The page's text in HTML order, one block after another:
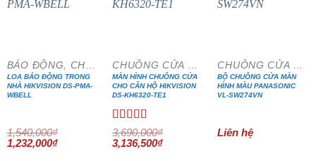
LOA BÁO ĐỘNG TRONG
NHÀ HIKVISION DS-PMA-
WBELL
1,540,000₫
Giá
gốc
1,232,000₫Giá
MÀN HÌNH CHUÔNG CỬA
CHO CĂN HỘ HIKVISION
DS-KH6320-TE1
Được xếp
hạng5.005
3,690,000₫
Giá
gốc
3,136,500₫Giá
BỘ CHUÔNG CỬA MÀN
HÌNH MÀU PANASONIC
VL-SW274VN
Liên hệ